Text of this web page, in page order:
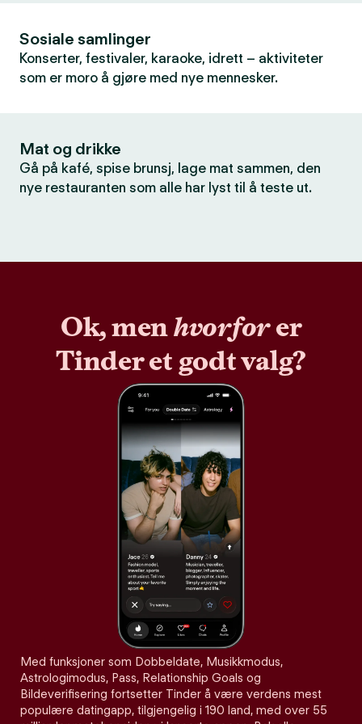
Sosiale samlinger
Konserter, festivaler, karaoke, idrett – aktiviteter
som er moro å gjøre med nye mennesker.
Mat og drikke
Gå på kafé, spise brunsj, lage mat sammen, den
nye restauranten som alle har lyst til å teste ut.
Ok, menhvorforer
Tinder et godt valg?
Med funksjoner som Dobbeldate, Musikkmodus,
Astrologimodus, Pass, Relationship Goals og
Bildeverifisering fortsetter Tinder å være verdens mest
populære datingapp, tilgjengelig i 190 land, med over 55